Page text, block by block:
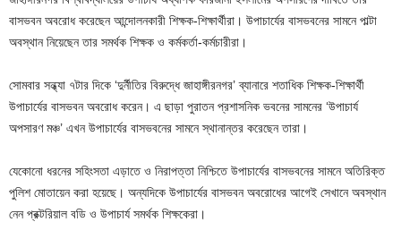
বাসভবন অবরোধ করেছেন আন্দোলনকারী শিক্ষক-শিক্ষার্থীরা। উপাচার্যের বাসভবনের সামনে পাল্টা
অবস্থান নিয়েছেন তার সমর্থক শিক্ষক ও কর্মকর্তা-কর্মচারীরা।
সোমবার সন্ধ্যা ৭টার দিকে ‘দুর্নীতির বিরুদ্ধে জাহাঙ্গীরনগর’ ব্যানারে শতাধিক শিক্ষক-শিক্ষার্থী
উপাচার্যের বাসভবন অবরোধ করেন। এ ছাড়া পুরাতন প্রশাসনিক ভবনের সামনের ‘উপাচার্য
অপসারণ মঞ্চ’ এখন উপাচার্যের বাসভবনের সামনে স্থানান্তর করেছেন তারা।
যেকোনো ধরনের সহিংসতা এড়াতে ও নিরাপত্তা নিশ্চিতে উপাচার্যের বাসভবনের সামনে অতিরিক্ত
পুলিশ মোতায়েন করা হয়েছে। অন্যদিকে উপাচার্যের বাসভবন অবরোধের আগেই সেখানে অবস্থান
নেন প্রক্টরিয়াল বডি ও উপাচার্য সমর্থক শিক্ষকেরা।